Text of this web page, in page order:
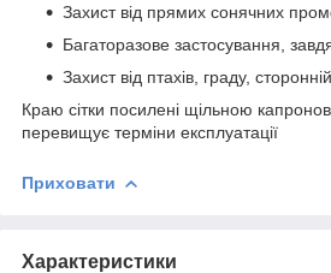
Захист від прямих сонячних
Багаторазове застосування,
Захист від птахів, граду,
Краю сітки посилені щільною
перевищує терміни експлуатації
Приховати
Характеристики